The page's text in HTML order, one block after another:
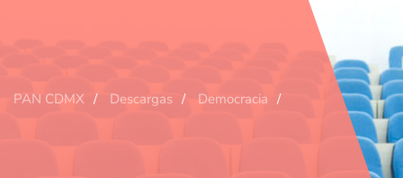
PAN CDMX Descargas Democracia